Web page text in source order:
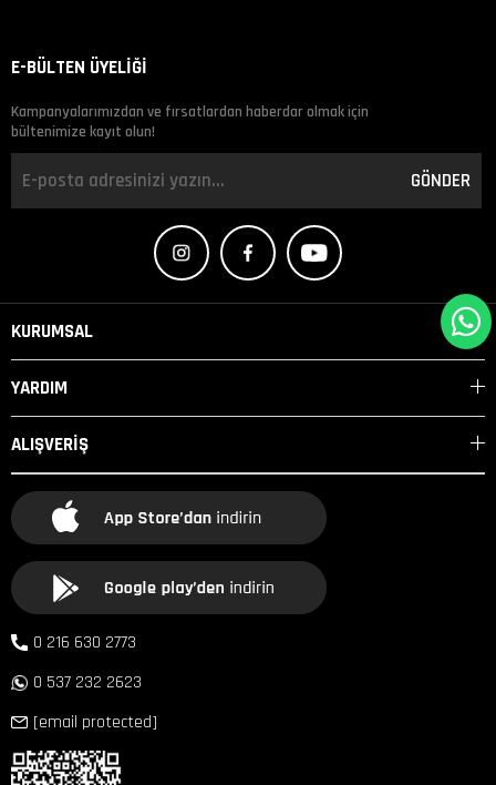
E-BÜLTEN ÜYELİĞİ
Kampanyalarımızdan ve fırsatlardan haberdar olmak için
bültenimize kayıt olun!
GÖNDER
KURUMSAL
YARDIM
ALIŞVERİŞ
0 216 630 2773
0 537 232 2623
[email protected]